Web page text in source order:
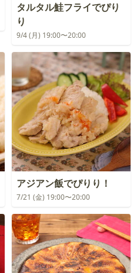
タルタル鮭フライでぴり
り
9/4 (月) 19:00〜20:00
アジアン飯でぴりり！
7/21 (金) 19:00〜20:00